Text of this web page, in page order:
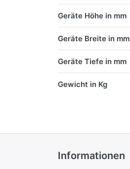
Geräte Höhe in mm
Geräte Breite in mm
Geräte Tiefe in mm
Gewicht in Kg
Informationen